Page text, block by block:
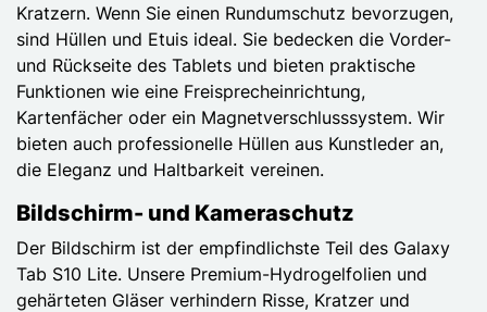
Kratzern. Wenn Sie einen Rundumschutz bevorzugen,
sind Hüllen und Etuis ideal. Sie bedecken die Vorder-
und Rückseite des Tablets und bieten praktische
Funktionen wie eine Freisprecheinrichtung,
Kartenfächer oder ein Magnetverschlusssystem. Wir
bieten auch professionelle Hüllen aus Kunstleder an,
die Eleganz und Haltbarkeit vereinen.
Bildschirm- und Kameraschutz
Der Bildschirm ist der empfindlichste Teil des Galaxy
Tab S10 Lite. Unsere Premium-Hydrogelfolien und
gehärteten Gläser verhindern Risse, Kratzer und